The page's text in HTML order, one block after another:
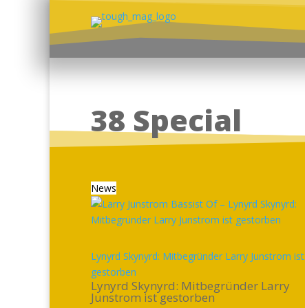
38 Special
News
Lynyrd Skynyrd: Mitbegründer Larry Junstrom ist
gestorben
Lynyrd Skynyrd: Mitbegründer Larry
Junstrom ist gestorben